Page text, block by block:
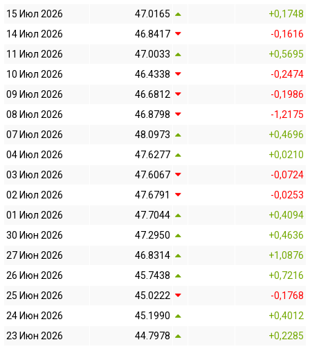
15 Июл 2026
47.0165
+0,1748
14 Июл 2026
46.8417
-0,1616
11 Июл 2026
47.0033
+0,5695
10 Июл 2026
46.4338
-0,2474
09 Июл 2026
46.6812
-0,1986
08 Июл 2026
46.8798
-1,2175
07 Июл 2026
48.0973
+0,4696
04 Июл 2026
47.6277
+0,0210
03 Июл 2026
47.6067
-0,0724
02 Июл 2026
47.6791
-0,0253
01 Июл 2026
47.7044
+0,4094
30 Июн 2026
47.2950
+0,4636
27 Июн 2026
46.8314
+1,0876
26 Июн 2026
45.7438
+0,7216
25 Июн 2026
45.0222
-0,1768
24 Июн 2026
45.1990
+0,4012
23 Июн 2026
44.7978
+0,2285